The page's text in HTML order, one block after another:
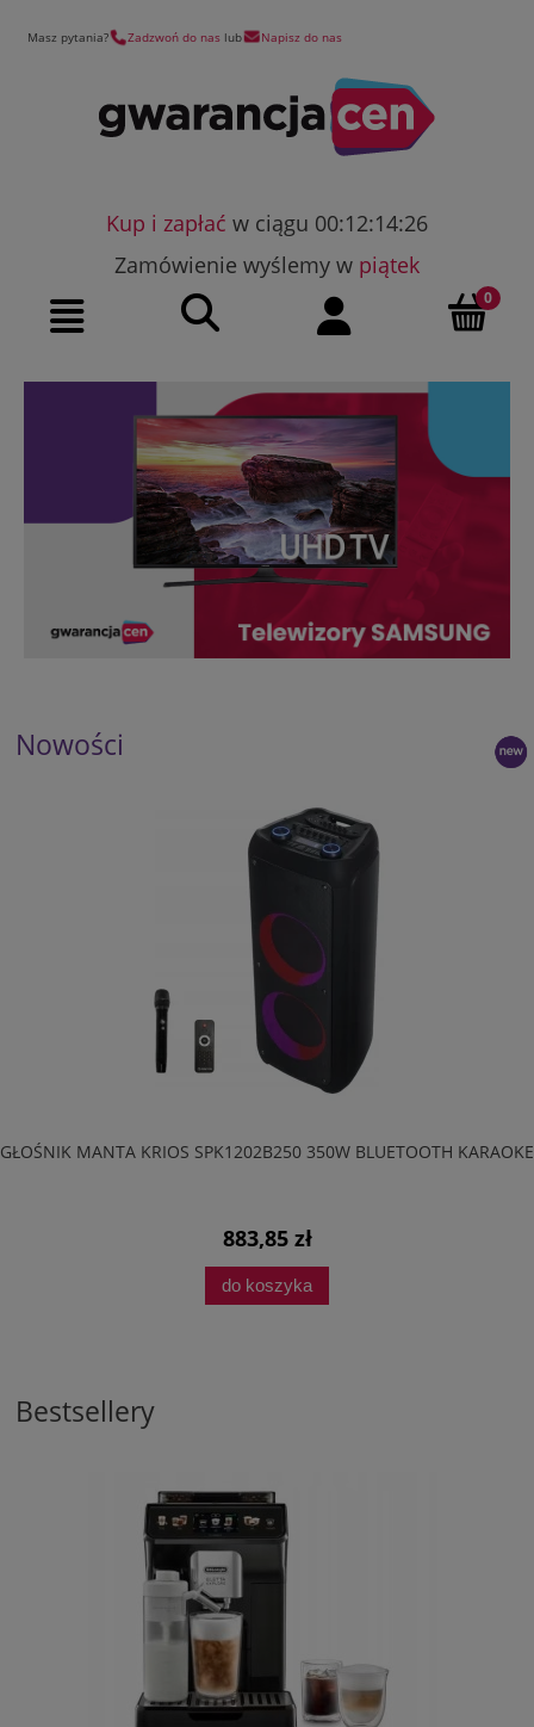
Masz pytania? Zadzwoń do nas lub Napisz do nas
Kup i zapłać w ciągu 00:12:14:25
Zamówienie wyślemy w piątek
Nowości
GŁOŚNIK MANTA KRIOS SPK1202B250 350W BLUETOOTH KARAOKE
883,85 zł
do koszyka
Bestsellery